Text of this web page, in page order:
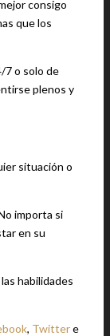
consigo
que los
7 o solo de
plenos y
situación o
importa si
en su
habilidades
, Twittere